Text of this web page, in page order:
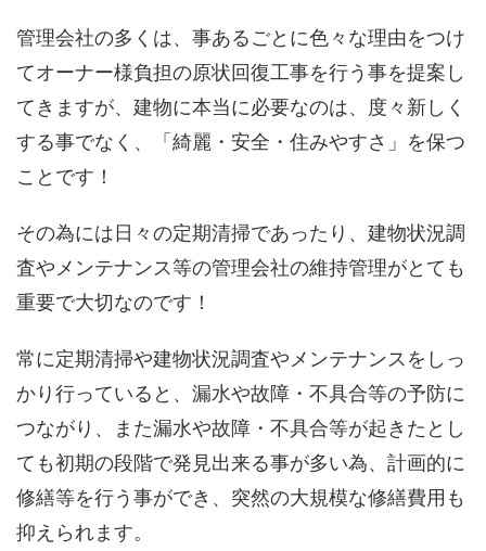
管理会社の多くは、事あるごとに色々な理由をつけ
てオーナー様負担の原状回復工事を行う事を提案し
てきますが、建物に本当に必要なのは、度々新しく
する事でなく、「綺麗・安全・住みやすさ」を保つ
ことです！
その為には日々の定期清掃であったり、建物状況調
査やメンテナンス等の管理会社の維持管理がとても
重要で大切なのです！
常に定期清掃や建物状況調査やメンテナンスをしっ
かり行っていると、漏水や故障・不具合等の予防に
つながり、また漏水や故障・不具合等が起きたとし
ても初期の段階で発見出来る事が多い為、計画的に
修繕等を行う事ができ、突然の大規模な修繕費用も
抑えられます。